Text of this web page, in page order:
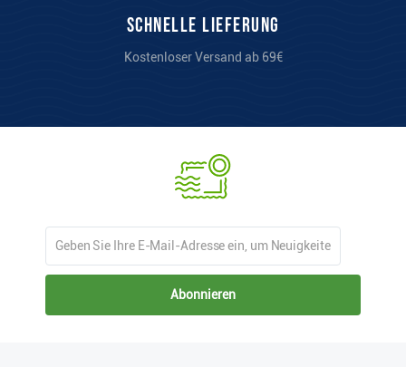
Schnelle Lieferung
Kostenloser Versand ab 69€
Abonnieren